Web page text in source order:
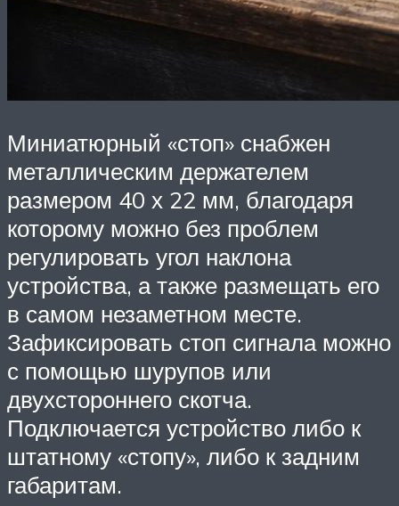
Миниатюрный «стоп» снабжен
металлическим держателем
размером 40 х 22 мм, благодаря
которому можно без проблем
регулировать угол наклона
устройства, а также размещать его
в самом незаметном месте.
Зафиксировать стоп сигнала можно
с помощью шурупов или
двухстороннего скотча.
Подключается устройство либо к
штатному «стопу», либо к задним
габаритам.